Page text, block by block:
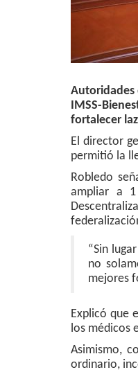
Autoridades
IMSS-
fortalecer
El director
permitió la
Robledo
ampliar a 1
“Sin
no
mejores
Explicó que
los médicos
Asimismo,
ordinario,